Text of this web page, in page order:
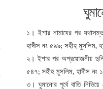
১। ইশার নামাযের পর
হাদীস নং ৫৯৯; সহীহ মুসলিম,
২। ইশার পর অপ্রয়োজনীয়
৫৪৭; সহীহ মুসলিম, হাদীস নং
৩। ঘুমানোর পূর্বে বাতি